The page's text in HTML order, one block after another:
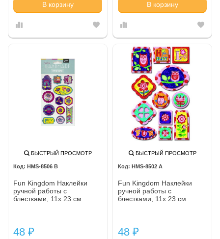
В корзину В корзину
БЫСТРЫЙ ПРОСМОТР
HMS-8506 B
Fun Kingdom Наклейки
ручной работы с
блестками, 11х 23 см
48 ₽
БЫСТРЫЙ ПРОСМОТР
HMS-8502 A
Fun Kingdom Наклейки
ручной работы с
блестками, 11х 23 см
48 ₽